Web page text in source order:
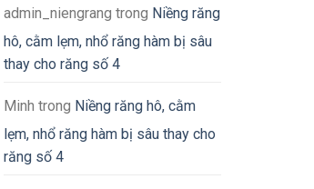
admin_niengrang trong Niềng răng
hô, cằm lẹm, nhổ răng hàm bị sâu
thay cho răng số 4
Minh trong Niềng răng hô, cằm
lẹm, nhổ răng hàm bị sâu thay cho
răng số 4